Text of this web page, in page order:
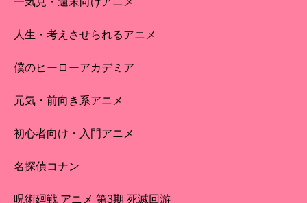
人生・考えさせられるアニメ
僕のヒーローアカデミア
元気・前向き系アニメ
初心者向け・入門アニメ
名探偵コナン
呪術廻戦 アニメ 第3期 死滅回游